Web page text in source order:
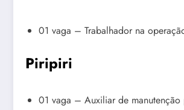
01 vaga – Trabalhador na
Piripiri
01 vaga – Auxiliar de